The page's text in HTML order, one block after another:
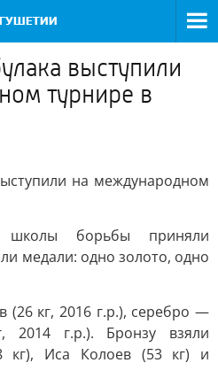
выступили
турнире в
на международном
школы борьбы приняли
медали: одно золото, одно
(26 кг, 2016 г.р.), серебро —
2014 г.р.). Бронзу взяли
кг), Иса Колоев (53 кг) и